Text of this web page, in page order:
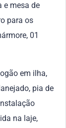
e mesa de
para os
01
em ilha,
pia de
na laje,